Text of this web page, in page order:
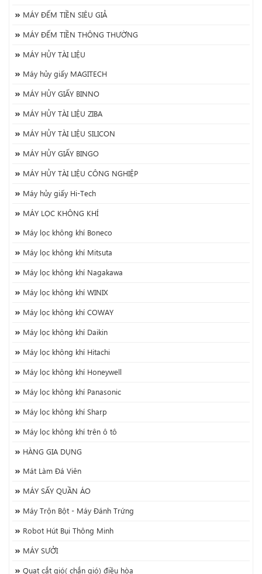
MÁY ĐẾM TIỀN SIÊU GIẢ
MÁY ĐẾM TIỀN THÔNG THƯỜNG
MÁY HỦY TÀI LIỆU
Máy hủy giấy MAGITECH
MÁY HỦY GIẤY BINNO
MÁY HỦY TÀI LIỆU ZIBA
MÁY HỦY TÀI LIỆU SILICON
MÁY HỦY GIẤY BINGO
MÁY HỦY TÀI LIỆU CÔNG NGHIỆP
Máy hủy giấy Hi-Tech
MÁY LỌC KHÔNG KHÍ
Máy lọc không khí Boneco
Máy lọc không khí Mitsuta
Máy lọc không khí Nagakawa
Máy lọc không khí WINIX
Máy lọc không khí COWAY
Máy lọc không khí Daikin
Máy lọc không khí Hitachi
Máy lọc không khí Honeywell
Máy lọc không khí Panasonic
Máy lọc không khí Sharp
Máy lọc không khí trên ô tô
HÀNG GIA DỤNG
Mát Làm Đá Viên
MÁY SẤY QUẦN ÁO
Máy Trộn Bột - Máy Đánh Trứng
Robot Hút Bụi Thông Minh
MÁY SƯỞI
Quạt cắt gió( chắn gió) điều hòa